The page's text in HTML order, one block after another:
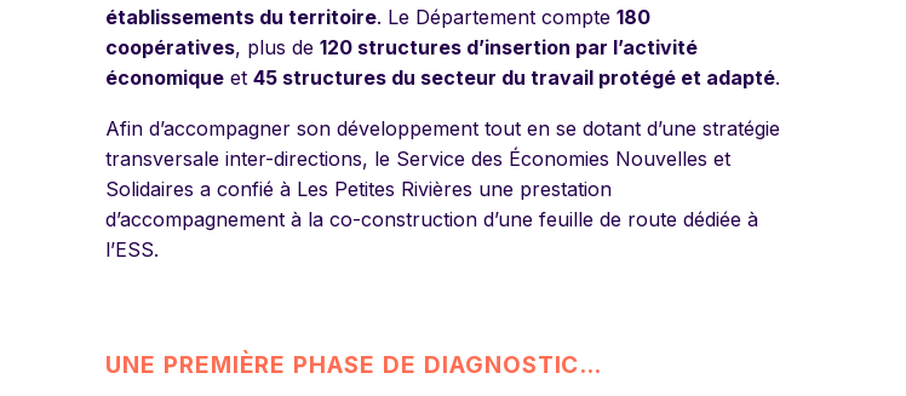
établissements du territoire. Le Département compte 180
coopératives, plus de 120 structures d’insertion par l’activité
économique et 45 structures du secteur du travail protégé et adapté.
Afin d’accompagner son développement tout en se dotant d’une stratégie
transversale inter-directions, le Service des Économies Nouvelles et
Solidaires a confié à Les Petites Rivières une prestation
d’accompagnement à la co-construction d’une feuille de route dédiée à
l’ESS.
UNE PREMIÈRE PHASE DE DIAGNOSTIC…